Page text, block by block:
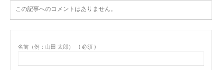
この記事へのコメントはありません。
名前（例：山田 太郎） ( 必須 )